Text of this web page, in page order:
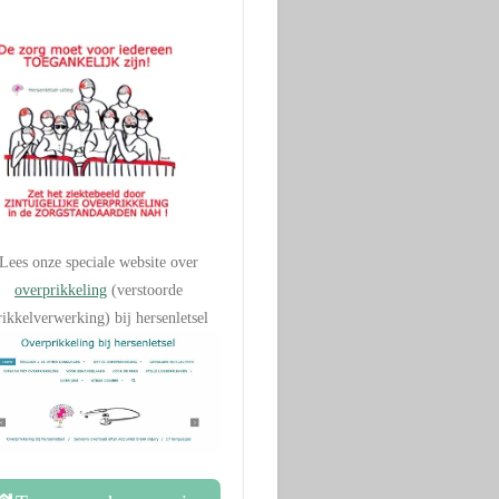
Lees onze speciale website over
overprikkeling (verstoorde
bij hersenletsel